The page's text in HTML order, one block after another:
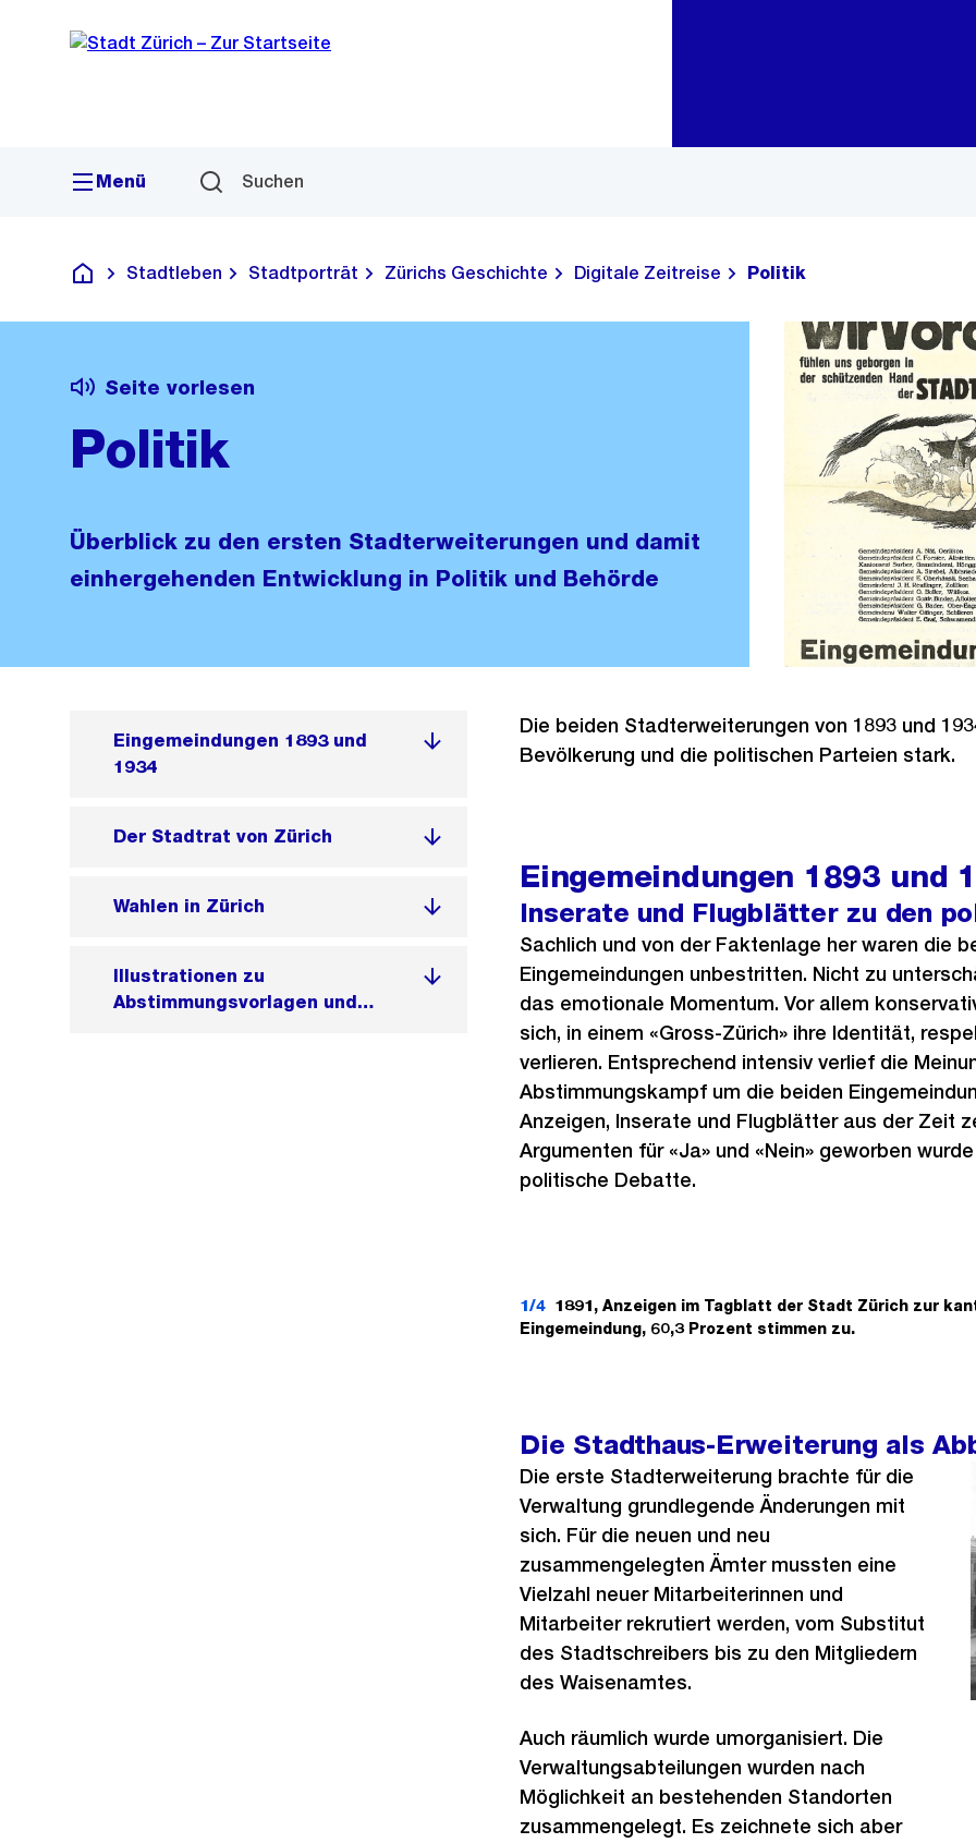
Navigation
Sprunglink
Menü Suchen
Deutsch
Stadtleben Stadtporträt Zürichs Geschichte Digitale Zeitreise Politik
Seite vorlesen
Politik
Überblick zu den ersten Stadterweiterungen und damit
einhergehenden Entwicklung in Politik und Behörde
Eingemeindungen 1893 und
1934
Der Stadtrat von Zürich
Wahlen in Zürich
Illustrationen zu
Abstimmungsvorlagen und
Die beiden Stadterweiterungen von 1893 und
Bevölkerung und die politischen Parteien stark.
Eingemeindungen 1893 und
Inserate und Flugblätter zu den
Sachlich und von der Faktenlage her waren die
Eingemeindungen unbestritten. Nicht zu
das emotionale Momentum. Vor allem
sich, in einem «Gross-Zürich» ihre Identität,
verlieren. Entsprechend intensiv verlief die
Abstimmungskampf um die beiden
Anzeigen, Inserate und Flugblätter aus der Zeit
Argumenten für «Ja» und «Nein» geworben
politische Debatte.
1/4 1891, Anzeigen im Tagblatt der Stadt Zürich zur
Eingemeindung, 60,3 Prozent stimmen zu.
Die Stadthaus-Erweiterung als
Die erste Stadterweiterung brachte für die
Verwaltung grundlegende Änderungen mit
sich. Für die neuen und neu
zusammengelegten Ämter mussten eine
Vielzahl neuer Mitarbeiterinnen und
Mitarbeiter rekrutiert werden, vom Substitut
des Stadtschreibers bis zu den Mitgliedern
des Waisenamtes.
Auch räumlich wurde umorganisiert. Die
Verwaltungsabteilungen wurden nach
Möglichkeit an bestehenden Standorten
zusammengelegt. Es zeichnete sich aber